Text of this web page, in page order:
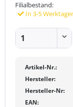
Filialbestand:
In 3-5
Artikel-Nr.:
Hersteller:
Hersteller-Nr:
EAN: